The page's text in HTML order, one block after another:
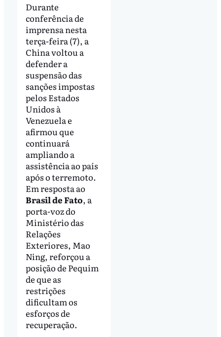
Durante
conferência de
imprensa nesta
terça-feira (7), a
China voltou a
defender a
suspensão das
sanções impostas
pelos Estados
Unidos à
Venezuela e
afirmou que
continuará
ampliando a
assistência ao país
após o terremoto.
Em resposta ao
Brasil de Fato, a
porta-voz do
Ministério das
Relações
Exteriores, Mao
Ning, reforçou a
posição de Pequim
de que as
restrições
dificultam os
esforços de
recuperação.